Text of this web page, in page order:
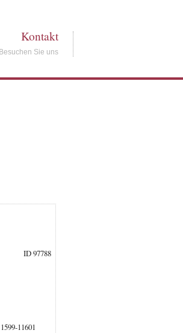
Kontakt
Besuchen Sie uns
ID 97788
11601